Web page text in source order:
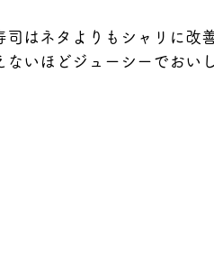
はネタよりもシャリに改
いほどジューシーでおい